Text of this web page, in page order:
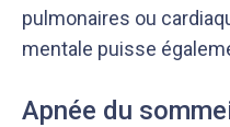
pulmonaires ou
mentale puisse
Apnée du